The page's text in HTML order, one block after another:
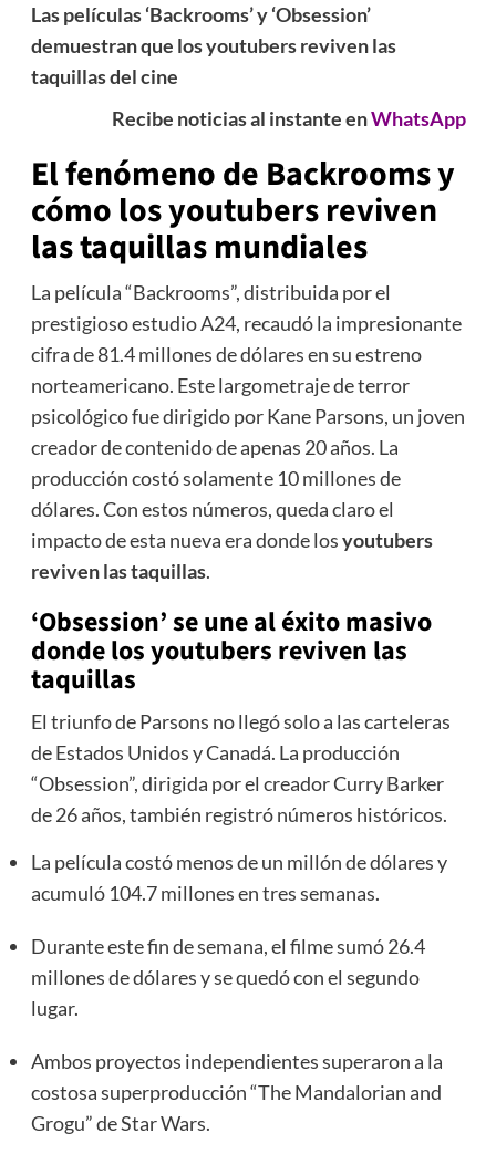
Las películas ‘Backrooms’ y ‘Obsession’
demuestran que los youtubers reviven las
taquillas del cine
Recibe noticias al instante enWhatsApp
El fenómeno de Backrooms y
cómo losyoutubers reviven
las taquillasmundiales
La película “Backrooms”, distribuida por el
prestigioso estudio A24, recaudó la impresionante
cifra de 81.4 millones de dólares en su estreno
norteamericano. Este largometraje de terror
psicológico fue dirigido por Kane Parsons, un joven
creador de contenido de apenas 20 años. La
producción costó solamente 10 millones de
dólares. Con estos números, queda claro el
impacto de esta nueva era donde losyoutubers
reviven las taquillas.
‘Obsession’ se une al éxito masivo
donde losyoutubers reviven las
taquillas
El triunfo de Parsons no llegó solo a las carteleras
de Estados Unidos y Canadá. La producción
“Obsession”, dirigida por el creador Curry Barker
de 26 años, también registró números históricos.
La película costó menos de un millón de dólares y
acumuló 104.7 millones en tres semanas.
Durante este fin de semana, el filme sumó 26.4
millones de dólares y se quedó con el segundo
lugar.
Ambos proyectos independientes superaron a la
costosa superproducción “The Mandalorian and
Grogu” de Star Wars.